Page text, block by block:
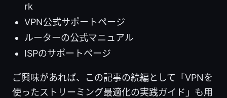
rk
VPN公式サポートページ
ルーターの公式マニュアル
ISPのサポートページ
ご興味があれば、この記事の続編として「VPNを
使ったストリーミング最適化の実践ガイド」も用